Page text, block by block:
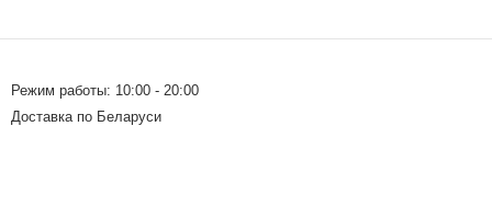
Режим работы: 10:00 - 20:00
Доставка по Беларуси